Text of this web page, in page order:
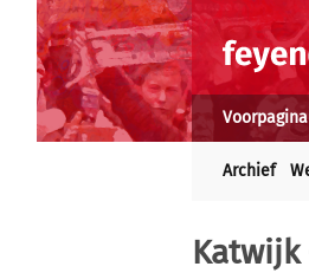
Voorpagina
Archief